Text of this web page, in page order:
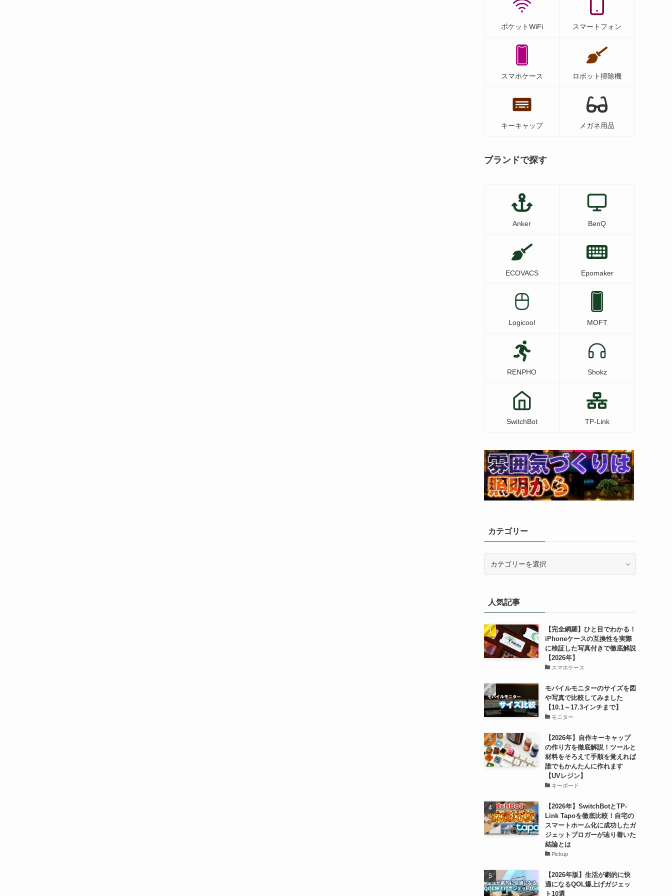
ポケットWiFi スマートフォン
スマホケース ロボット掃除機
キーキャップ メガネ用品
ブランドで探す
Anker BenQ
ECOVACS Epomaker
Logicool MOFT
RENPHO Shokz
SwitchBot TP-Link
カテゴリー
ー人気記事
【完全網羅】ひと目でわかる！
iPhoneケースの互換性を実際
に検証した写真付きで徹底解説
【2026年】
スマホケース
モバイルモニターのサイズを図
や写真で比較してみました
【10.1～17.3インチまで】
モニター
【2026年】自作キーキャップ
の作り方を徹底解説！ツールと
材料をそろえて手順を覚えれば
誰でもかんたんに作れます
【UVレジン】
キーボード
【2026年】SwitchBotとTP-
Link Tapoを徹底比較！自宅の
スマートホーム化に成功したガ
ジェットブロガーが辿り着いた
結論とは
Pickup
【2026年版】生活が劇的に快
適になるQOL爆上げガジェッ
ト10選